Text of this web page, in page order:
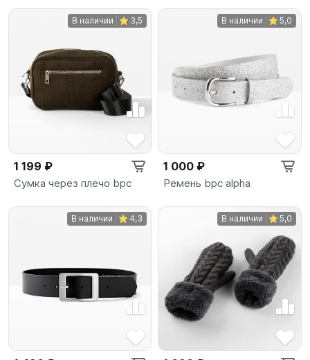
В наличии 3,5
1 199 ₽
Сумка через плечо bpc
В наличии 5,0
1 000 ₽
Ремень bpc alpha
В наличии 4,3 В наличии 5,0